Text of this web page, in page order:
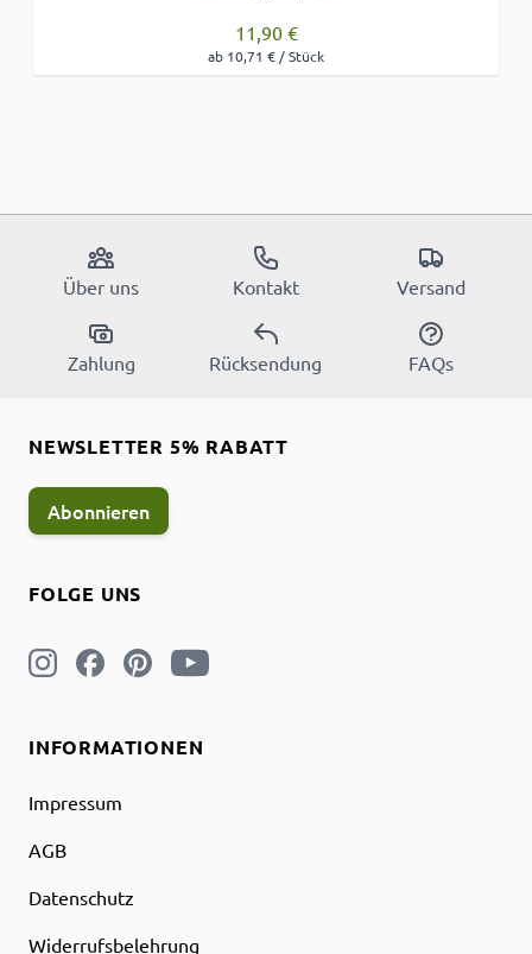
11,90 €
ab 10,71 € / Stück
Über uns Kontakt Versand
Zahlung Rücksendung FAQs
INFORMATIONEN
Impressum
AGB
Datenschutz
Widerrufsbelehrung
FOLGE UNS
NEWSLETTER 5% RABATT
Abonnieren